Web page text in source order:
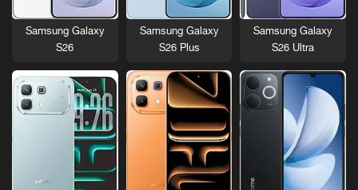
Samsung Galaxy
S26 Ultra
Samsung Galaxy
S26 Plus
Samsung Galaxy
S26